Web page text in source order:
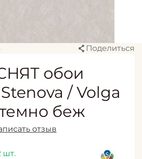
Поделиться
обои
/ Volga
беж
отзыв
шт.